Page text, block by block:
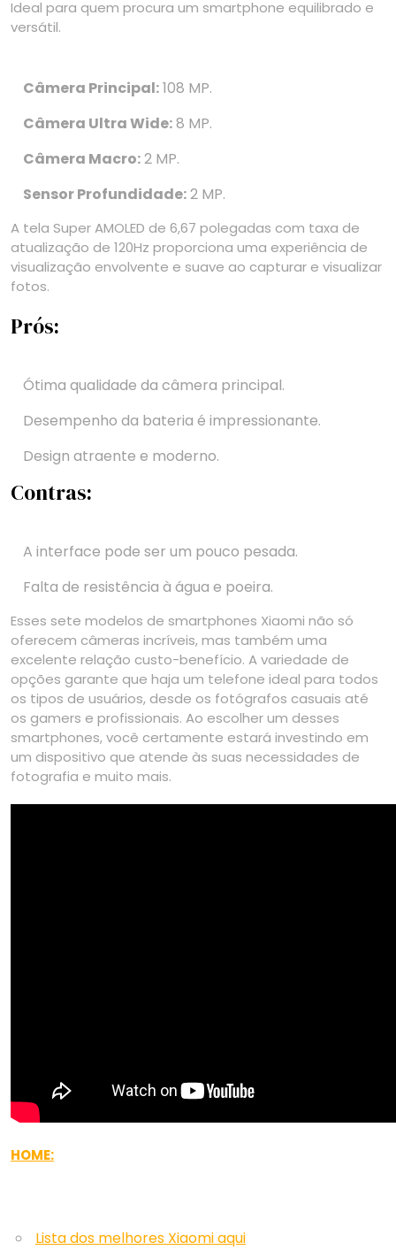
Ideal para quem procura um smartphone equilibrado e
versátil.
Câmera Principal:108 MP.
Câmera Ultra Wide:8 MP.
Câmera Macro:2 MP.
Sensor Profundidade:2 MP.
A tela Super AMOLED de 6,67 polegadas com taxa de
atualização de 120Hz proporciona uma experiência de
visualização envolvente e suave ao capturar e visualizar
fotos.
Prós:
Ótima qualidade da câmera principal.
Desempenho da bateria é impressionante.
Design atraente e moderno.
Contras:
A interface pode ser um pouco pesada.
Falta de resistência à água e poeira.
Esses sete modelos de smartphones Xiaomi não só
oferecem câmeras incríveis, mas também uma
excelente relação custo-benefício. A variedade de
opções garante que haja um telefone ideal para todos
os tipos de usuários, desde os fotógrafos casuais até
os gamers e profissionais. Ao escolher um desses
smartphones, você certamente estará investindo em
um dispositivo que atende às suas necessidades de
fotografia e muito mais.
HOME:
Lista dos melhores Xiaomi aqui